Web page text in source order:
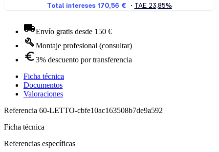
Envío gratis desde 150 €
Montaje profesional (consultar)
3% descuento por transferencia
Ficha técnica
Documentos
Valoraciones
Referencia 60-LETTO-cbfe10ac163508b7de9a592
Ficha técnica
Referencias específicas